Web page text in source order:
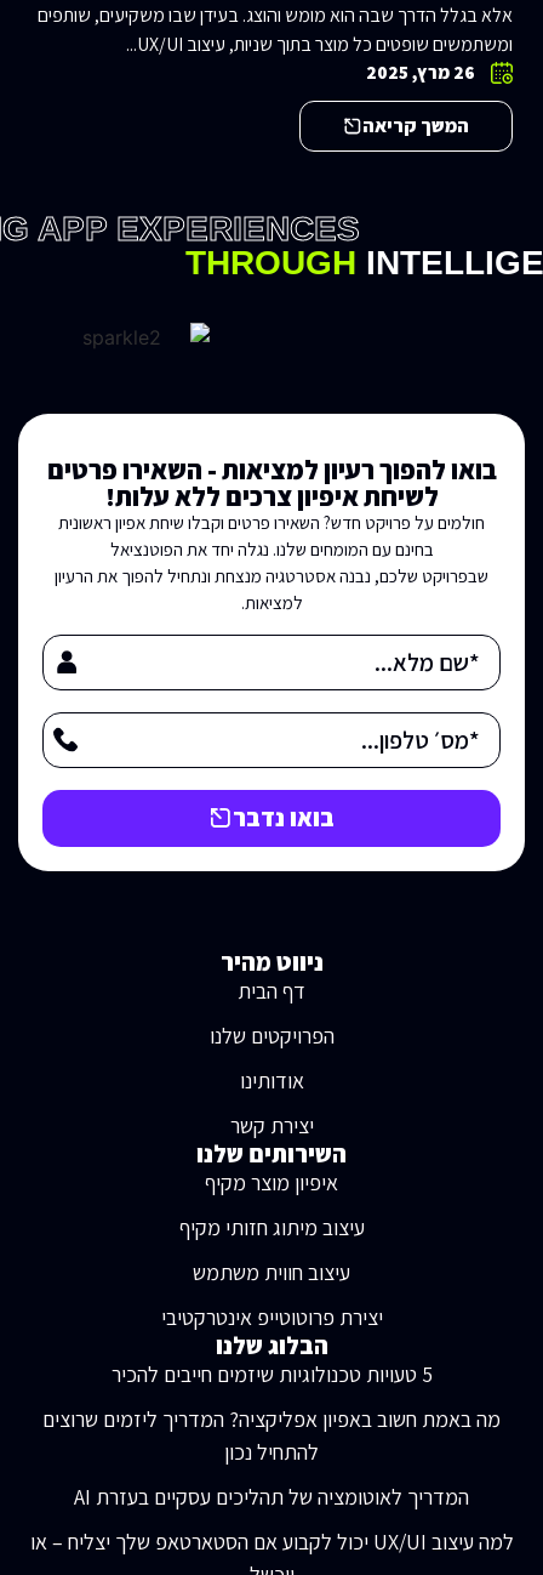
אלא בגלל הדרך שבה הוא מומש והוצג. בעידן שבו משקיעים, שותפים
ומשתמשים שופטים כל מוצר בתוך שניות, עיצוב UX/UI...
26 מרץ, 2025
המשך קריאה
APP EXPERIENCES
THROUGH
בואו להפוך רעיון למציאות - השאירו פרטים
לשיחת איפיון צרכים ללא עלות!
חולמים על פרויקט חדש? השאירו פרטים וקבלו שיחת אפיון ראשונית
בחינם עם המומחים שלנו. נגלה יחד את הפוטנציאל
שבפרויקט שלכם, נבנה אסטרטגיה מנצחת ונתחיל להפוך את הרעיון
למציאות.
בואו נדבר
ניווט מהיר
דף הבית
הפרויקטים שלנו
אודותינו
יצירת קשר
השירותים שלנו
איפיון מוצר מקיף
עיצוב מיתוג חזותי מקיף
עיצוב חווית משתמש
יצירת פרוטוטייפ אינטרקטיבי
הבלוג שלנו
5 טעויות טכנולוגיות שיזמים חייבים להכיר
מה באמת חשוב באפיון אפליקציה? המדריך ליזמים שרוצים
להתחיל נכון
המדריך לאוטומציה של תהליכים עסקיים בעזרת AI
למה עיצוב UX/UI יכול לקבוע אם הסטארטאפ שלך יצליח – או